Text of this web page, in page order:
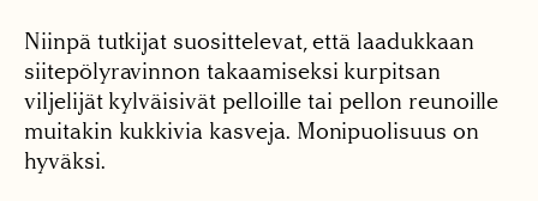
Niinpä tutkijat suosittelevat, että laadukkaan
siitepölyravinnon takaamiseksi kurpitsan
viljelijät kylväisivät pelloille tai pellon reunoille
muitakin kukkivia kasveja. Monipuolisuus on
hyväksi.